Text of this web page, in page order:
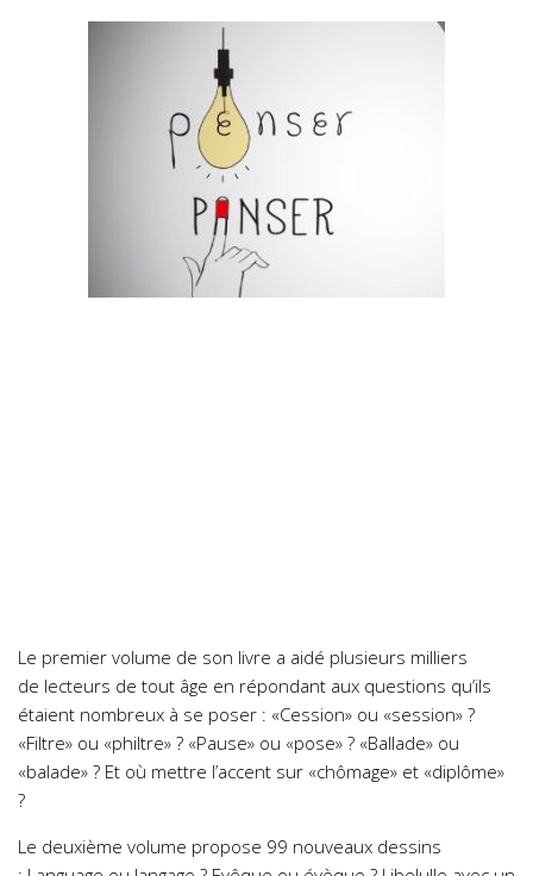
Le premier volume de son livre a aidé plusieurs milliers
de lecteurs de tout âge en répondant aux questions qu’ils
étaient nombreux à se poser : «Cession» ou «session» ?
«Filtre» ou «philtre» ? «Pause» ou «pose» ? «Ballade» ou
«balade» ? Et où mettre l’accent sur «chômage» et «diplôme»
?
Le deuxième volume propose 99 nouveaux dessins